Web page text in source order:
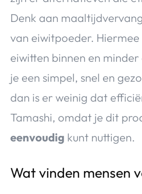
Denk aan
van eiwitpoeder.
eiwitten binnen en
je een simpel, snel en
dan is er weinig dat
Tamashi, omdat je dit
eenvoudig kunt nuttigen.
Wat vinden mensen